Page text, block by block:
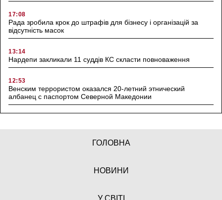
17:08
Рада зробила крок до штрафів для бізнесу і організацій за
відсутність масок
13:14
Нардепи закликали 11 суддів КС скласти повноваження
12:53
Венским террористом оказался 20-летний этнический
албанец с паспортом Северной Македонии
ГОЛОВНА
НОВИНИ